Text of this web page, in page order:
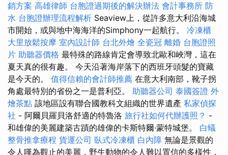
銷方案 高雄律師 台胞證過期後的解決辦法 會計事務所 防
水 台胞證辦理流程解析 Seaview上，從許多意大利沿海城
市開始，或與地中海海洋的Simphony一起航行。 冷凍櫃
大里放鬆按摩 室內設計師 台北外燴 全瓷冠 離婚 台胞證照
片 助聽器價格 最特殊的路線肯定會導致北歐和峽灣，這在
夏天真的很有趣。 今天沿著海岸落下的西班牙頭髮的寶藏
是今天的。 值得信賴的會計師推薦 在意大利南部，靴子拐
角處最特別的省份之一是普利亞。 助聽器公司 泰國簽證 外
燴茶點 該地區設有聯合國教科文組織的世界遺產 私家偵探
社 - 阿爾貝羅貝洛舒適的特魯洛 旅行社如何代辦護照？ -
和雄偉的美麗建築古蹟的雄偉的卡斯特爾·蒙特城堡。 白蟻
整骨推拿療程 貨運公司 臥式冷凍櫃 白內障 無論是景觀的
令人嘆為觀止的美麗，野生動物的令人難以置信的多樣性，